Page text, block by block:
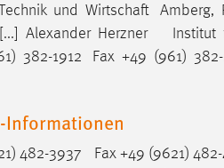
und Wirtschaft Amberg,
Alexander Herzner Institut
382-­1912 Fax +49 (961)
Informationen
482-3937 Fax +49 (9621)